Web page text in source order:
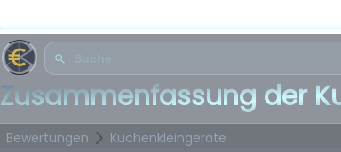
Zusammenfassung der
Bewertungen Küchenkleingeräte